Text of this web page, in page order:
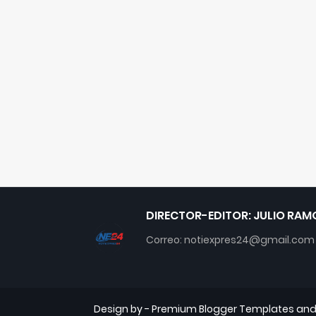
DIRECTOR-EDITOR: JULIO
Correo: notiexpres24@gmail.com
Design by - Premium Blogger Templates and